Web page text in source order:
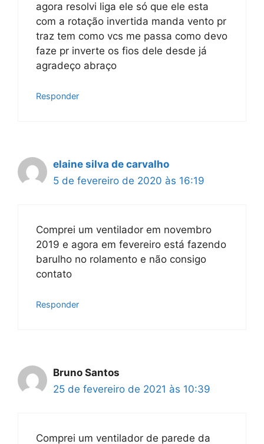
agora resolvi liga ele só que ele esta
com a rotação invertida manda vento pr
traz tem como vcs me passa como devo
faze pr inverte os fios dele desde já
agradeço abraço
Responder
elaine silva de carvalho
5 de fevereiro de 2020 às 16:19
Comprei um ventilador em novembro
2019 e agora em fevereiro está fazendo
barulho no rolamento e não consigo
contato
Responder
Bruno Santos
25 de fevereiro de 2021 às 10:39
Comprei um ventilador de parede da